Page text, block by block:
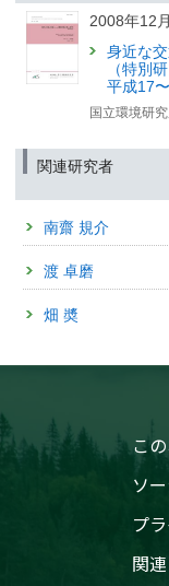
2023年6月16日
ボトムアップ手法
—地表データの
細に分析—
（筑波研究学園都市記
会、科学記者会同時配
2023年3月23日
開発
—波照間島・与那
き推定が可能に—
（筑波研究学園都市記
会、科学記者会同時配付
2023年1月20日
衛星観測データの
タン漏洩が明らか
～温室効果ガス
データによる研
中国のカーボン
2008年12
身近な
（特別研
平成17
国立環境研
関連研究者
南齋 規介
渡 卓磨
畑 奬
こ
ソ
プ
関